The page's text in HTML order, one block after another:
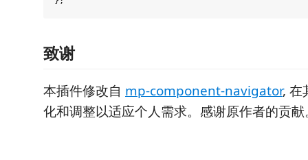
致谢
本插件修改自 mp-component-navigator, 在
化和调整以适应个人需求。感谢原作者的贡献